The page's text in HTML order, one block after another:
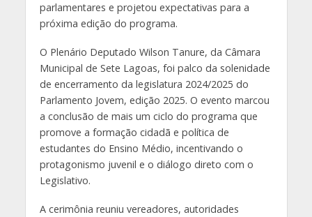
parlamentares e projetou expectativas para a
próxima edição do programa.
O Plenário Deputado Wilson Tanure, da Câmara
Municipal de Sete Lagoas, foi palco da solenidade
de encerramento da legislatura 2024/2025 do
Parlamento Jovem, edição 2025. O evento marcou
a conclusão de mais um ciclo do programa que
promove a formação cidadã e política de
estudantes do Ensino Médio, incentivando o
protagonismo juvenil e o diálogo direto com o
Legislativo.
A cerimônia reuniu vereadores, autoridades